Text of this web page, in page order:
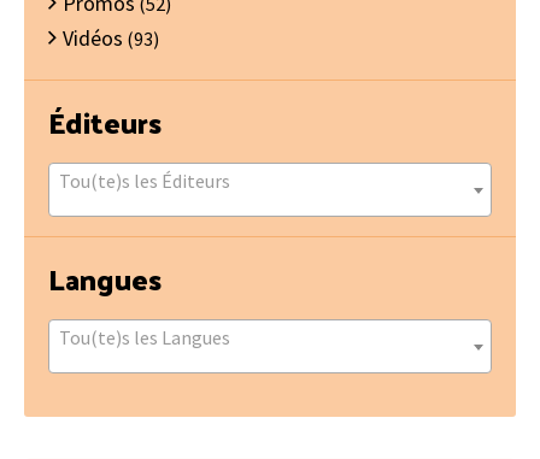
Vidéos (93)
Éditeurs
Tou(te)s les Éditeurs
Langues
Tou(te)s les Langues